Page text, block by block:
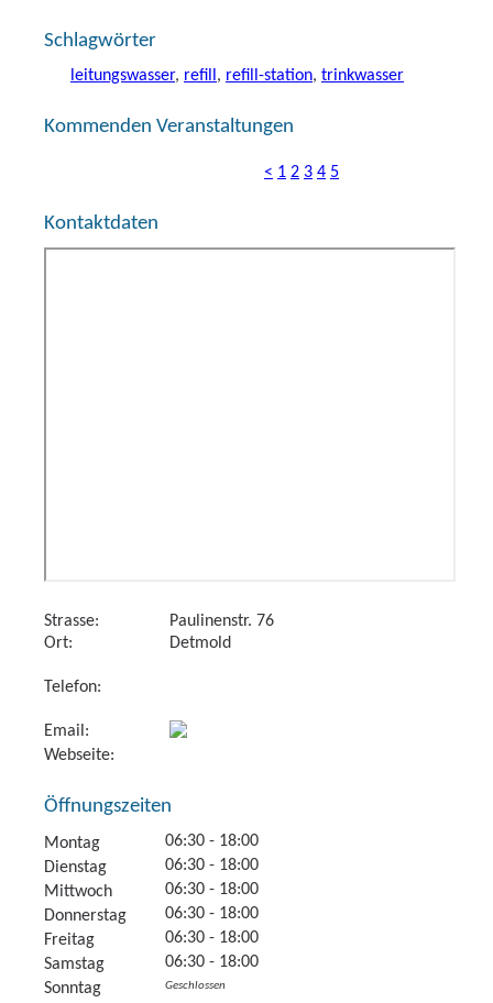
Schlagwörter
leitungswasser, refill , refill-station, trinkwasser
Kommenden Veranstaltungen
< 1 2 3 4 5
Kontaktdaten
Strasse:
Paulinenstr. 76
Ort:
Detmold
Telefon:
Email:
Webseite:
Öffnungszeiten
Montag
06:30 - 18:00
Dienstag
06:30 - 18:00
Mittwoch
06:30 - 18:00
Donnerstag
06:30 - 18:00
Freitag
06:30 - 18:00
Samstag
06:30 - 18:00
Sonntag
Geschlossen